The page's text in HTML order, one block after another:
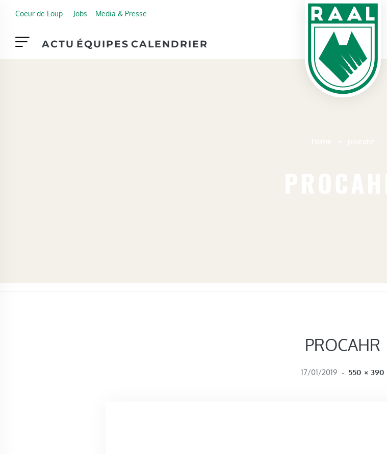
Coeur de Loup Jobs Media & Presse
ACTU ÉQUIPES CALENDRIER
PROCAHR
17/01/2019 - FULL SIZE
550 × 390